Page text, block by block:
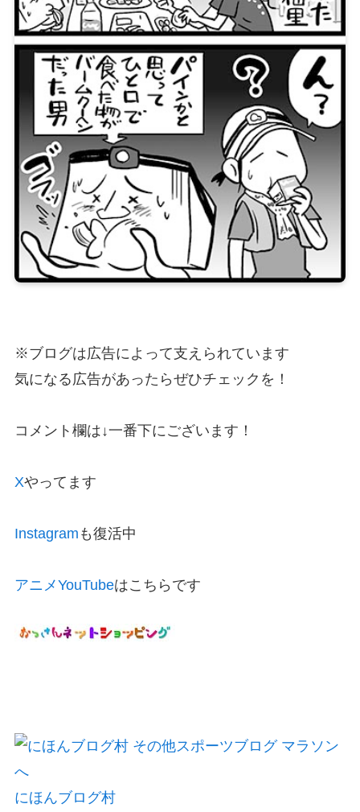
※ブログは広告によって支えられています
気になる広告があったらぜひチェックを！
コメント欄は↓一番下にございます！
Xやってます
Instagram も復活中
アニメYouTubeはこちらです
にほんブログ村